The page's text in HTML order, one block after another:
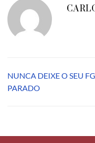
NUNCA DEIXE O SEU
PARADO